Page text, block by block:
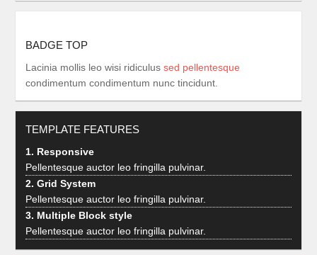
BADGE TOP
Lacinia mollis leo wisi ridiculus sed pellentesque
condimentum condimentum nunc tincidunt.
TEMPLATE FEATURES
1. Responsive
Pellentesque auctor leo fringilla pulvinar.
2. Grid System
Pellentesque auctor leo fringilla pulvinar.
3. Multiple Block style
Pellentesque auctor leo fringilla pulvinar.